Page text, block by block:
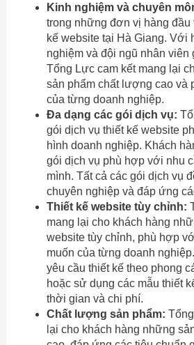
Kinh nghiệm và chuyên
trong những đơn vị hàng đầu
kế website tại Hà Giang. Với
nghiệm và đội ngũ nhân viên
Tổng Lực cam kết mang lại
sản phẩm chất lượng cao và
của từng doanh nghiệp.
Đa dạng các gói dịch vụ:
gói dịch vụ thiết kế website
hình doanh nghiệp. Khách
gói dịch vụ phù hợp với nhu
mình. Tất cả các gói dịch vụ
chuyên nghiệp và đáp ứng
Thiết kế website tùy chỉnh:
mang lại cho khách hàng
website tùy chỉnh, phù hợp
muốn của từng doanh
yêu cầu thiết kế theo phong
hoặc sử dụng các mẫu thiết
thời gian và chi phí.
Chất lượng sản phẩm:
lại cho khách hàng những